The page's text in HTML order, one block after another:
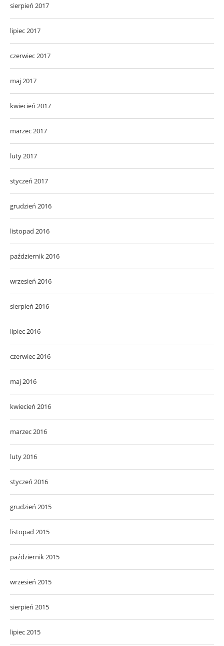
sierpień 2017
lipiec 2017
czerwiec 2017
maj 2017
kwiecień 2017
marzec 2017
luty 2017
styczeń 2017
grudzień 2016
listopad 2016
październik 2016
wrzesień 2016
sierpień 2016
lipiec 2016
czerwiec 2016
maj 2016
kwiecień 2016
marzec 2016
luty 2016
styczeń 2016
grudzień 2015
listopad 2015
październik 2015
wrzesień 2015
sierpień 2015
lipiec 2015